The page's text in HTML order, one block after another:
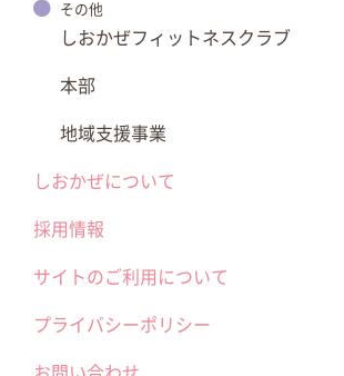
その他
しおかぜフィットネスクラブ
本部
地域支援事業
しおかぜについて
採用情報
サイトのご利用について
プライバシーポリシー